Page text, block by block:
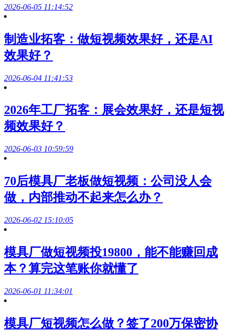
2026-06-05 11:14:52
制造业拓客：做短视频效果好，还是AI
效果好？
2026-06-04 11:41:53
2026年工厂拓客：展会效果好，还是短视
频效果好？
2026-06-03 10:59:59
70后模具厂老板做短视频：公司没人会
做，内部推动不起来怎么办？
2026-06-02 15:10:05
模具厂做短视频投19800，能不能赚回成
本？算完这笔账你就懂了
2026-06-01 11:34:01
模具厂短视频怎么做？签了200万保密协